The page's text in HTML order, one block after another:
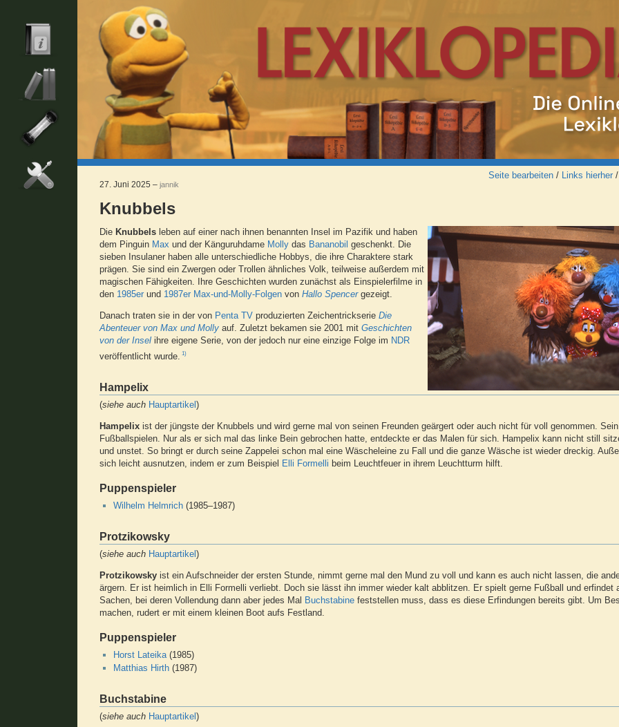
Seite bearbeiten / Links hierher /
27. Juni 2025 – jannik
Knubbels
Die Knubbels leben auf einer nach ihnen benannten Insel im Pazifik und haben
dem Pinguin Max und der Känguruhdame Molly das Bananobil geschenkt. Die
sieben Insulaner haben alle unterschiedliche Hobbys, die ihre Charaktere stark
prägen. Sie sind ein Zwergen oder Trollen ähnliches Volk, teilweise außerdem mit
magischen Fähigkeiten. Ihre Geschichten wurden zunächst als Einspielerfilme in
den 1985er und 1987er Max-und-Molly-Folgen von Hallo Spencergezeigt.
Danach traten sie in der von Penta TV produzierten Zeichentrickserie Die
Abenteuer von Max und Molly auf. Zuletzt bekamen sie 2001 mit Geschichten
von der Insel ihre eigene Serie, von der jedoch nur eine einzige Folge im NDR
veröffentlicht wurde. 1)
Hampelix
(siehe auch Hauptartikel )
Hampelix ist der jüngste der Knubbels und wird gerne mal von seinen Freunden geärgert oder auch nicht für voll genommen.
Fußballspielen. Nur als er sich mal das linke Bein gebrochen hatte, entdeckte er das Malen für sich. Hampelix kann nicht still
und unstet. So bringt er durch seine Zappelei schon mal eine Wäscheleine zu Fall und die ganze Wäsche ist wieder dreckig.
sich leicht ausnutzen, indem er zum Beispiel Elli Formelli beim Leuchtfeuer in ihrem Leuchtturm hilft.
Puppenspieler
Wilhelm Helmrich (1985–1987)
Protzikowsky
(siehe auch Hauptartikel )
Protzikowsky ist ein Aufschneider der ersten Stunde, nimmt gerne mal den Mund zu voll und kann es auch nicht lassen, die
ärgern. Er ist heimlich in Elli Formelli verliebt. Doch sie lässt ihn immer wieder kalt abblitzen. Er spielt gerne Fußball und erfindet
Sachen, bei deren Vollendung dann aber jedes Mal Buchstabine feststellen muss, dass es diese Erfindungen bereits gibt. Um
machen, rudert er mit einem kleinen Boot aufs Festland.
Puppenspieler
Horst Lateika (1985)
Matthias Hirth (1987)
Buchstabine
(siehe auch Hauptartikel )